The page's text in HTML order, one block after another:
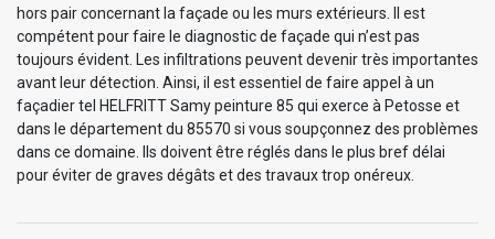
hors pair concernant la façade ou les murs extérieurs. Il est
compétent pour faire le diagnostic de façade qui n’est pas
toujours évident. Les infiltrations peuvent devenir très importantes
avant leur détection. Ainsi, il est essentiel de faire appel à un
façadier tel HELFRITT Samy peinture 85 qui exerce à Petosse et
dans le département du 85570 si vous soupçonnez des problèmes
dans ce domaine. Ils doivent être réglés dans le plus bref délai
pour éviter de graves dégâts et des travaux trop onéreux.